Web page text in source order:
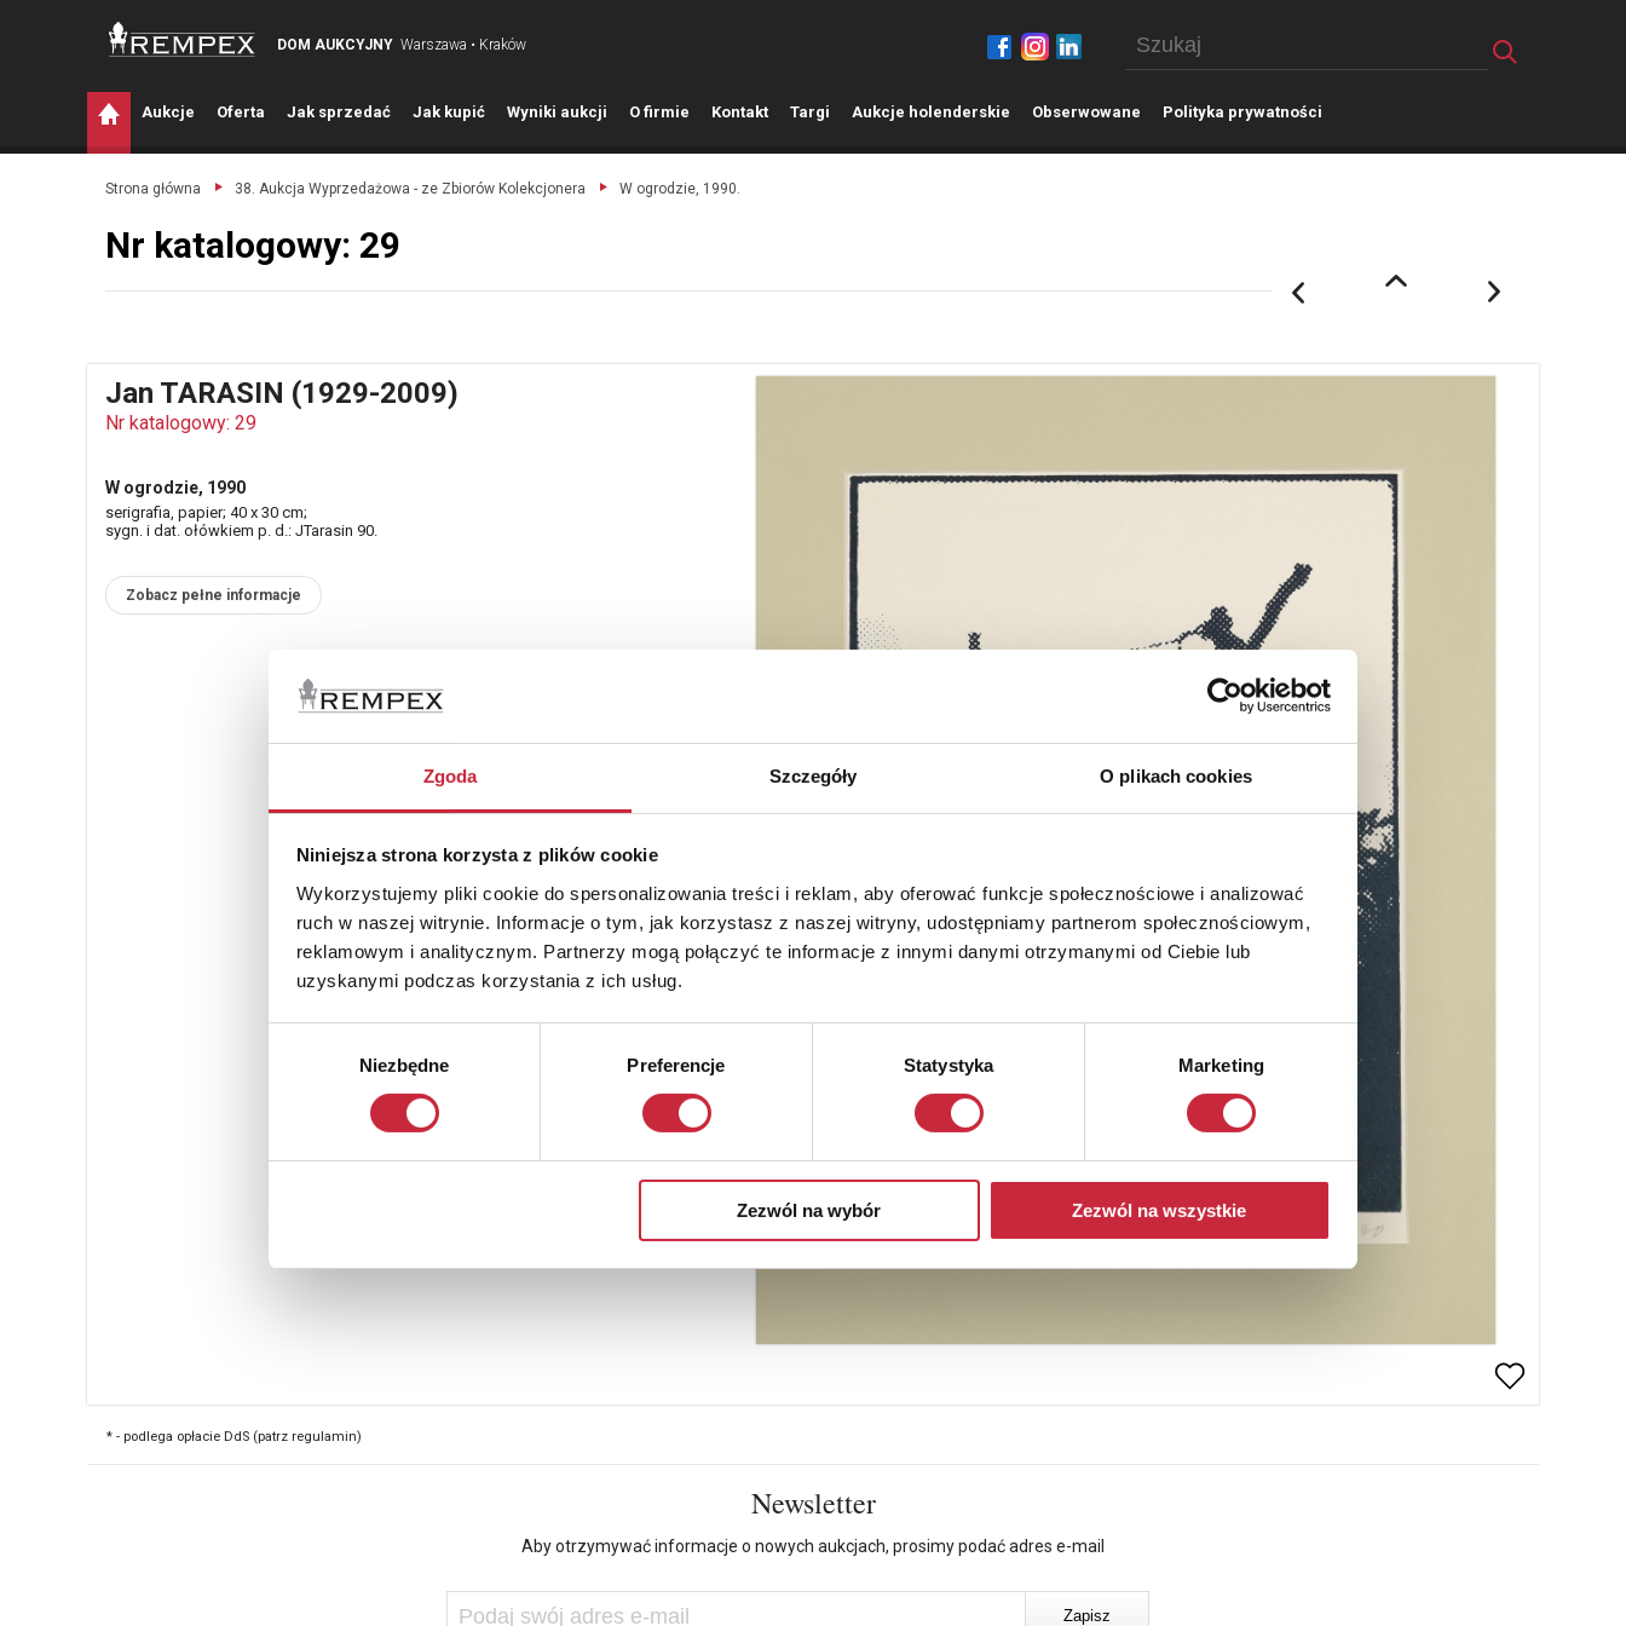
Zgoda Szczegóły O plikach cookies
Niniejsza strona korzysta z plików cookie
Wykorzystujemy pliki cookie do spersonalizowania treści i reklam, aby oferować funkcje społecznościowe i analizować
ruch w naszej witrynie. Informacje o tym, jak korzystasz z naszej witryny, udostępniamy partnerom społecznościowym,
reklamowym i analitycznym. Partnerzy mogą połączyć te informacje z innymi danymi otrzymanymi od Ciebie lub
uzyskanymi podczas korzystania z ich usług.
Niezbędne Preferencje Statystyka Marketing
Zezwól na wybór Zezwól na wszystkie
DOM AUKCYJNY Warszawa • Kraków
Aukcje Oferta Jak sprzedać Jak kupić Wyniki aukcji O firmie Kontakt Targi Aukcje holenderskie Obserwowane Polityka prywatności
Strona główna 38. Aukcja Wyprzedażowa - ze Zbiorów Kolekcjonera W ogrodzie, 1990.
Nr katalogowy: 29
Jan TARASIN (1929-2009)
Nr katalogowy: 29
W ogrodzie, 1990
serigrafia, papier; 40 x 30 cm;
sygn. i dat. ołówkiem p. d.: JTarasin 90.
Zobacz pełne informacje
* - podlega opłacie DdS (patrz regulamin)
Newsletter
Aby otrzymywać informacje o nowych aukcjach, prosimy podać adres e-mail